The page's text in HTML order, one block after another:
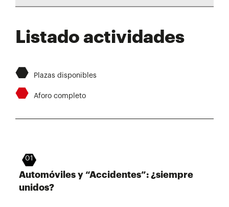
Listado actividades
⬣ Plazas disponibles
⬣ Aforo completo
01
Automóviles y “Accidentes”: ¿siempre
unidos?